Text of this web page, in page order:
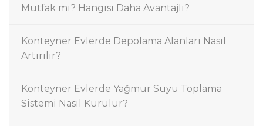
Mutfak mı? Hangisi Daha Avantajlı?
Konteyner Evlerde Depolama Alanları Nasıl
Artırılır?
Konteyner Evlerde Yağmur Suyu Toplama
Sistemi Nasıl Kurulur?